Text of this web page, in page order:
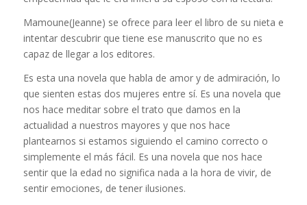
Mamoune(Jeanne) se ofrece para leer el libro de su nieta e
intentar descubrir que tiene ese manuscrito que no es
capaz de llegar a los editores.
Es esta una novela que habla de amor y de admiración, lo
que sienten estas dos mujeres entre sí. Es una novela que
nos hace meditar sobre el trato que damos en la
actualidad a nuestros mayores y que nos hace
plantearnos si estamos siguiendo el camino correcto o
simplemente el más fácil. Es una novela que nos hace
sentir que la edad no significa nada a la hora de vivir, de
sentir emociones, de tener ilusiones.